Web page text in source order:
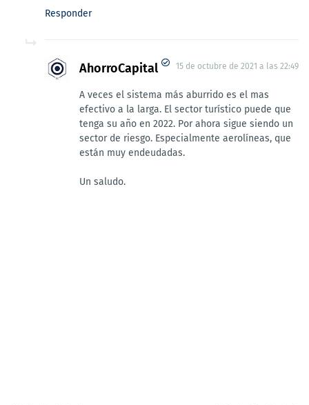
Responder
AhorroCapital 15 de octubre de 2021 a las 22:49
A veces el sistema más aburrido es el mas
efectivo a la larga. El sector turístico puede que
tenga su año en 2022. Por ahora sigue siendo un
sector de riesgo. Especialmente aerolíneas, que
están muy endeudadas.
Un saludo.